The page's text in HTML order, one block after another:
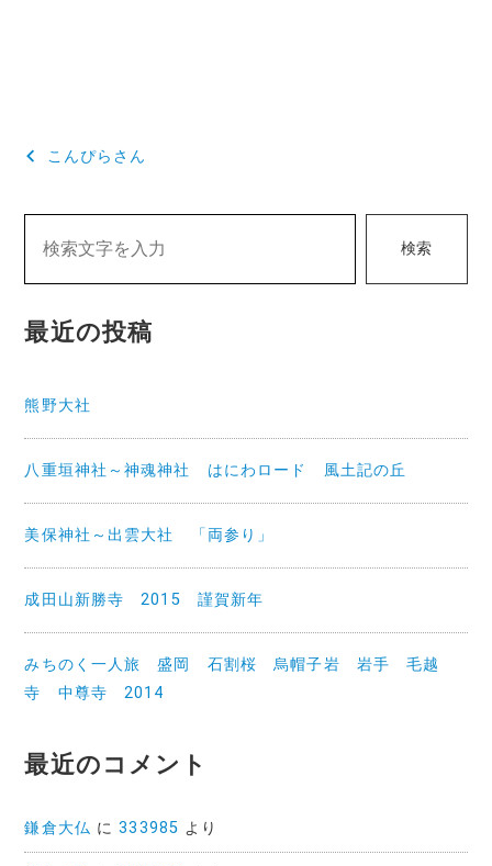
投
ビ
ー
ン
こんぴらさん
検索
最近の投稿
熊野大社
八重垣神社～神魂神社 はにわロード 風土記の丘
美保神社～出雲大社 「両参り」
成田山新勝寺 2015 謹賀新年
みちのく一人旅 盛岡 石割桜 烏帽子岩 岩手 毛越
寺 中尊寺 2014
最近のコメント
鎌倉大仏 に333985 より